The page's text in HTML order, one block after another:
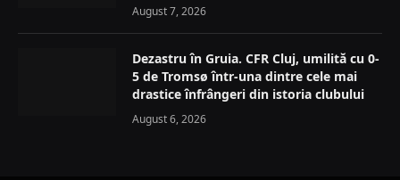
August 7, 2026
Dezastru în Gruia. CFR Cluj, umilită cu 0-
5 de Tromsø într-una dintre cele mai
drastice înfrângeri din istoria clubului
August 6, 2026